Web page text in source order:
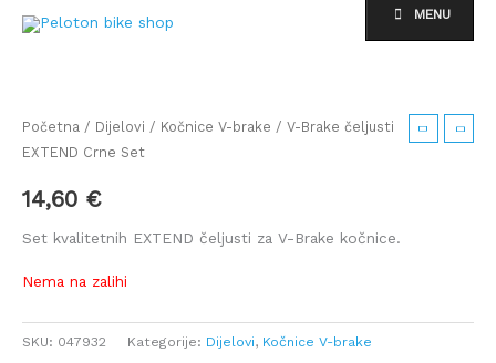
Skip
MENU
Početna / Dijelovi / Kočnice V-brake / V-Brake čeljusti
EXTEND Crne Set
14,60 €
Set kvalitetnih EXTEND čeljusti za V-Brake kočnice.
Nema na zalihi
SKU: 047932 Kategorije: Dijelovi, Kočnice V-brake